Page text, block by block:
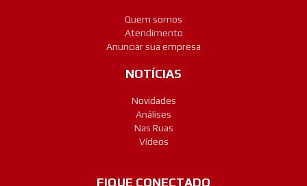
Quem somos
Atendimento
Anunciar sua empresa
NOTÍCIAS
Novidades
Análises
Nas Ruas
Vídeos
FIQUE CONECTADO